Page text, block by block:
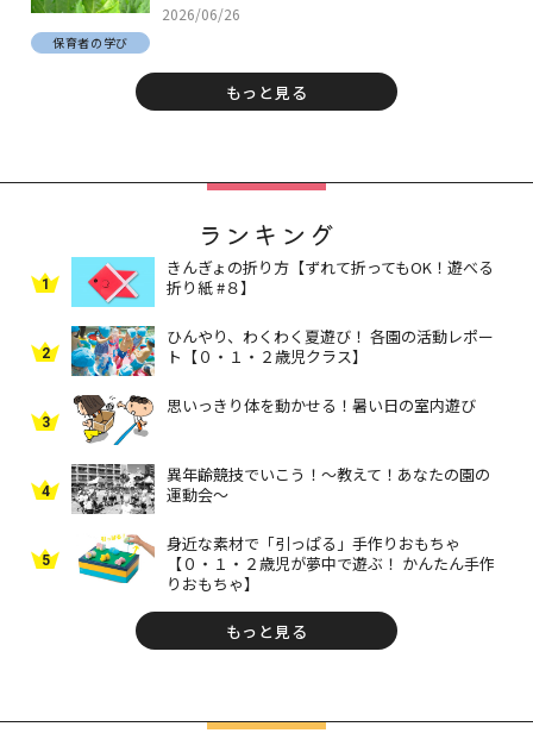
2026/06/26
保育者の学び
もっと見る
ランキング
1
きんぎょの折り方【ずれて折ってもOK！遊べる
折り紙 #８】
2
ひんやり、わくわく夏遊び！ 各園の活動レポー
ト【０・１・２歳児クラス】
3
思いっきり体を動かせる！暑い日の室内遊び
4
異年齢競技でいこう！～教えて！あなたの園の
運動会～
5
身近な素材で「引っぱる」手作りおもちゃ
【０・１・２歳児が夢中で遊ぶ！ かんたん手作
りおもちゃ】
もっと見る